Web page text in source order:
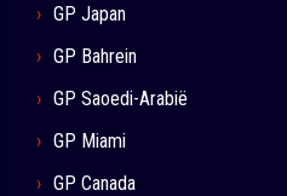
GP Japan
GP Bahrein
GP Saoedi-Arabië
GP Miami
GP Canada